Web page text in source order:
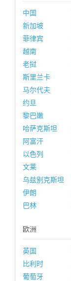
中国
新加坡
菲律宾
越南
老挝
斯里兰卡
马尔代夫
约旦
黎巴嫩
哈萨克斯坦
阿富汗
以色列
文莱
乌兹别克斯坦
伊朗
巴林
欧洲
英国
比利时
葡萄牙